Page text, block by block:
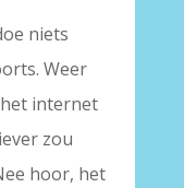
niets
Weer
internet
zou
hoor, het